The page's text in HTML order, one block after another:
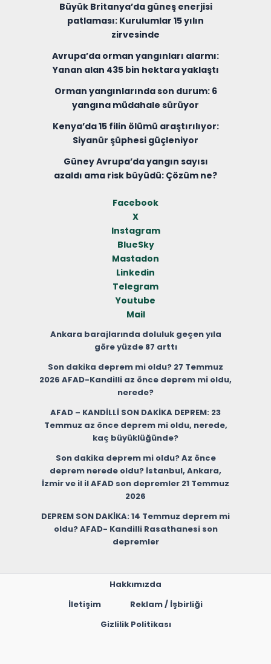
Büyük Britanya’da güneş enerjisi
patlaması: Kurulumlar 15 yılın
zirvesinde
Avrupa’da orman yangınları alarmı:
Yanan alan 435 bin hektara yaklaştı
Orman yangınlarında son durum: 6
yangına müdahale sürüyor
Kenya’da 15 filin ölümü araştırılıyor:
Siyanür şüphesi güçleniyor
Güney Avrupa’da yangın sayısı
azaldı ama risk büyüdü: Çözüm ne?
Facebook
X
Instagram
BlueSky
Mastadon
Linkedin
Telegram
Youtube
Mail
Ankara barajlarında doluluk geçen yıla
göre yüzde 87 arttı
Son dakika deprem mi oldu? 27 Temmuz
2026 AFAD-Kandilli az önce deprem mi oldu,
nerede?
AFAD – KANDİLLİ SON DAKİKA DEPREM: 23
Temmuz az önce deprem mi oldu, nerede,
kaç büyüklüğünde?
Son dakika deprem mi oldu? Az önce
deprem nerede oldu? İstanbul, Ankara,
İzmir ve il il AFAD son depremler 21 Temmuz
2026
DEPREM SON DAKİKA: 14 Temmuz deprem mi
oldu? AFAD- Kandilli Rasathanesi son
depremler
Hakkımızda
İletişim
Reklam / İşbirliği
Gizlilik Politikası